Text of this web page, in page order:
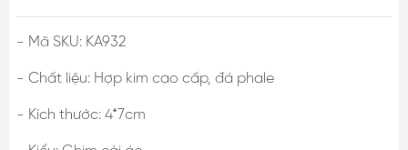
- Mã SKU: KA932
- Chất liệu: Hợp kim cao cấp, đá phale
- Kích thước: 4*7cm